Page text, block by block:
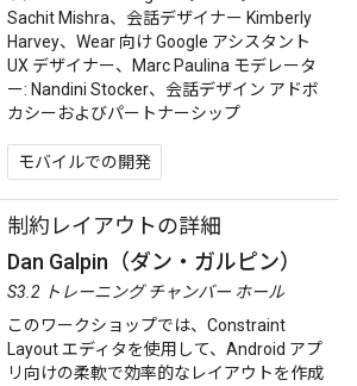
Sachit Mishra、会話デザイナー Kimberly
Harvey、Wear 向け Google アシスタント
UX デザイナー、Marc Paulina モデレータ
ー: Nandini Stocker、会話デザイン アドボ
カシーおよびパートナーシップ
モバイルでの開発
制約レイアウトの詳細
Dan Galpin（ダン・ガルピン）
S3.2 トレーニング チャンバー ホール
このワークショップでは、Constraint
Layout エディタを使用して、Android アプ
リ向けの柔軟で効率的なレイアウトを作成